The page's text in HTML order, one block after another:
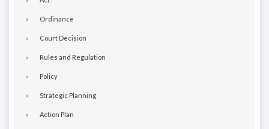
Ordinance
Court Decision
Rules and Regulation
Policy
Strategic Planning
Action Plan